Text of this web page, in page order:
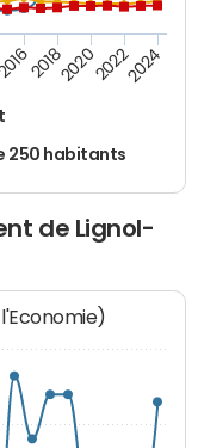
250 habitants
2018202020222024
de Lignol-